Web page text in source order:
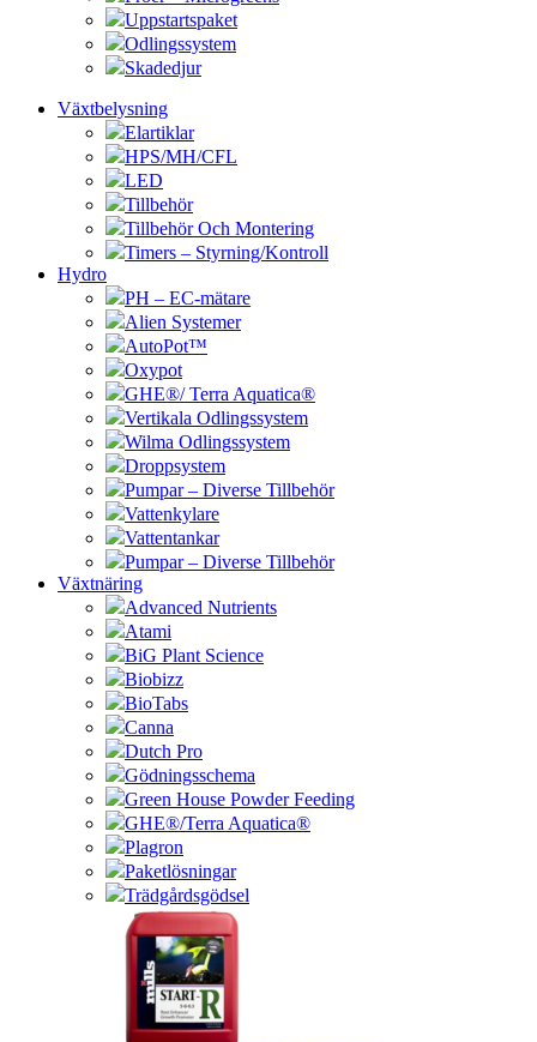
Uppstartspaket
Odlingssystem
Skadedjur
Växtbelysning
Elartiklar
HPS/MH/CFL
LED
Tillbehör
Tillbehör Och Montering
Timers – Styrning/Kontroll
Hydro
PH – EC-mätare
Alien Systemer
AutoPot™
Oxypot
GHE®/ Terra Aquatica®
Vertikala Odlingssystem
Wilma Odlingssystem
Droppsystem
Pumpar – Diverse Tillbehör
Vattenkylare
Vattentankar
Pumpar – Diverse Tillbehör
Växtnäring
Advanced Nutrients
Atami
BiG Plant Science
Biobizz
BioTabs
Canna
Dutch Pro
Gödningsschema
Green House Powder Feeding
GHE®/Terra Aquatica®
Plagron
Paketlösningar
Trädgårdsgödsel